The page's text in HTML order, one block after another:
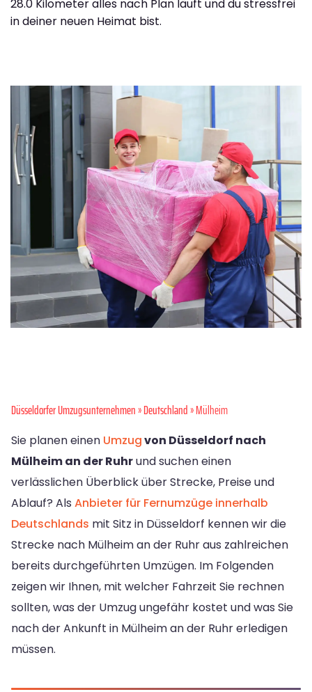
28.0 Kilometer alles nach Plan läuft und du stressfrei
in deiner neuen Heimat bist.
Düsseldorfer Umzugsunternehmen»Deutschland» Mülheim
Sie planen einen Umzugvon Düsseldorf nach
Mülheim an der Ruhrund suchen einen
verlässlichen Überblick über Strecke, Preise und
Ablauf? Als Anbieter für Fernumzüge innerhalb
Deutschlands mit Sitz in Düsseldorf kennen wir die
Strecke nach Mülheim an der Ruhr aus zahlreichen
bereits durchgeführten Umzügen. Im Folgenden
zeigen wir Ihnen, mit welcher Fahrzeit Sie rechnen
sollten, was der Umzug ungefähr kostet und was Sie
nach der Ankunft in Mülheim an der Ruhr erledigen
müssen.